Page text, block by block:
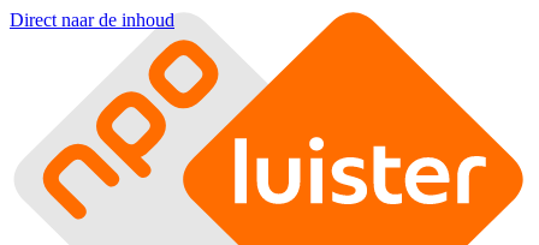
Direct naar de inhoud